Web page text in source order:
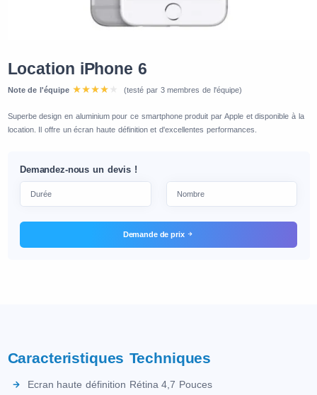
Location iPhone 6
Note de l'équipe (testé par 3 membres de l'équipe)
Superbe design en aluminium pour ce smartphone produit par Apple et disponible à la
location. Il offre un écran haute définition et d'excellentes performances.
Demandez-nous un devis !
Demande de prix
Caracteristiques Techniques
Ecran haute définition Rétina 4,7 Pouces